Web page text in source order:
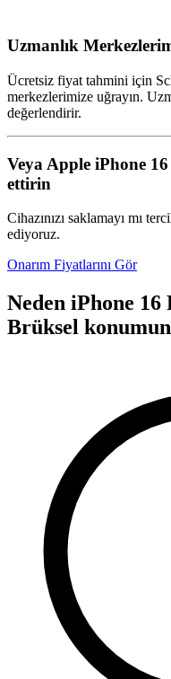
Uzmanlık
Ücretsiz fiyat tahmini için
merkezlerimize uğrayın.
değerlendirir.
Veya Apple iPhone
ettirin
Cihazınızı saklamayı mı
ediyoruz.
Onarım Fiyatlarını Gör
Neden iPhone 16
Brüksel